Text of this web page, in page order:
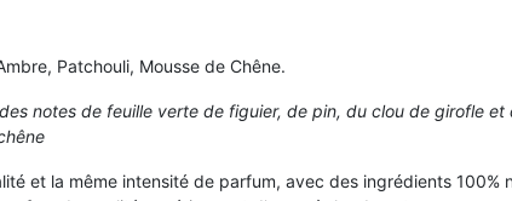
Patchouli, Mousse de Chêne.
notes de feuille verte de figuier, de pin, du clou de girofle
et la même intensité de parfum, avec des ingrédients 100%